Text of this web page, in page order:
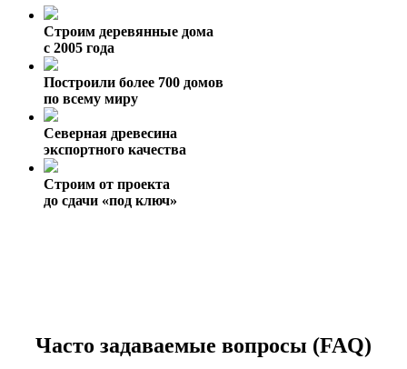
Строим деревянные дома
с 2005 года
Построили более 700 домов
по всему миру
Северная древесина
экспортного качества
Строим от проекта
до сдачи «под ключ»
Часто задаваемые вопросы (FAQ)